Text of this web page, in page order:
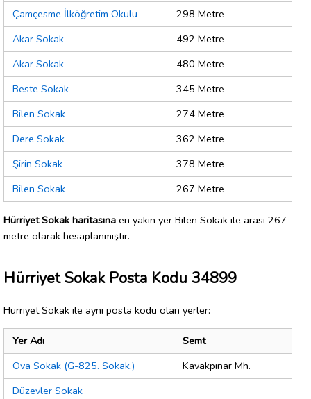
Çamçesme İlköğretim Okulu
298 Metre
Akar Sokak
492 Metre
Akar Sokak
480 Metre
Beste Sokak
345 Metre
Bilen Sokak
274 Metre
Dere Sokak
362 Metre
Şirin Sokak
378 Metre
Bilen Sokak
267 Metre
Hürriyet Sokak haritasına en yakın yer Bilen Sokak ile arası 267
metre olarak hesaplanmıştır.
Hürriyet Sokak Posta Kodu 34899
Hürriyet Sokak ile aynı posta kodu olan yerler:
Yer Adı
Semt
Ova Sokak (G-825. Sokak.)
Kavakpınar Mh.
Düzevler Sokak